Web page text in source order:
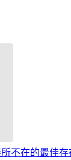
不在的最佳存